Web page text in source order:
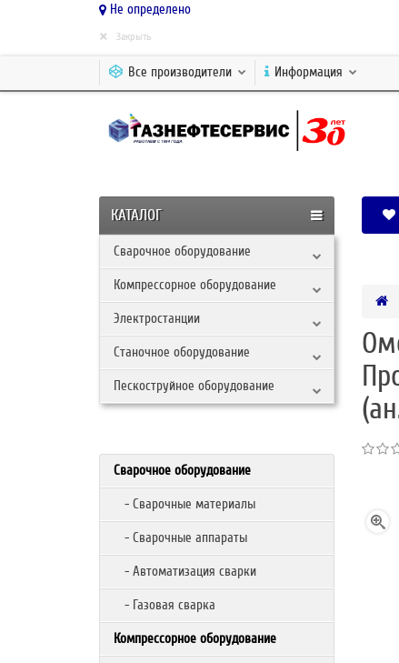
Не определено
× Закрыть
Все производители Информация
КАТАЛОГ
Сварочное оборудование
Компрессорное оборудование
Электростанции
Станочное оборудование
Пескоструйное оборудование
Сварочное оборудование
- Сварочные материалы
- Сварочные аппараты
- Автоматизация сварки
- Газовая сварка
Компрессорное оборудование